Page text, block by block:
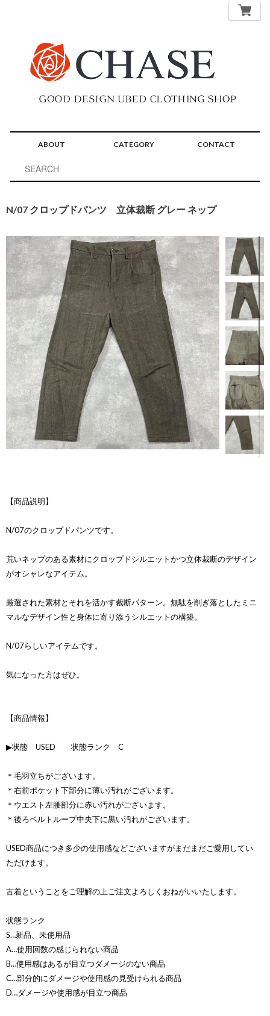
ABOUT CATEGORY CONTACT
N/07 クロップドパンツ 立体裁断 グレー ネップ
【商品説明】
N/07のクロップドパンツです。
荒いネップのある素材にクロップドシルエットかつ立体裁断のデザイン
がオシャレなアイテム。
厳選された素材とそれを活かす裁断パターン。無駄を削ぎ落としたミニ
マルなデザイン性と身体に寄り添うシルエットの構築。
N/07らしいアイテムです。
気になった方はぜひ。
【商品情報】
▶状態 USED 状態ランク C
＊毛羽立ちがございます。
＊右前ポケット下部分に薄い汚れがございます。
＊ウエスト左腰部分に赤い汚れがございます。
＊後ろベルトループ中央下に黒い汚れがございます。
USED商品につき多少の使用感などございますがまだまだご愛用してい
ただけます。
古着ということをご理解の上ご注文よろしくおねがいいたします。
状態ランク
S…新品、未使用品
A…使用回数の感じられない商品
B…使用感はあるが目立つダメージのない商品
C…部分的にダメージや使用感の見受けられる商品
D…ダメージや使用感が目立つ商品